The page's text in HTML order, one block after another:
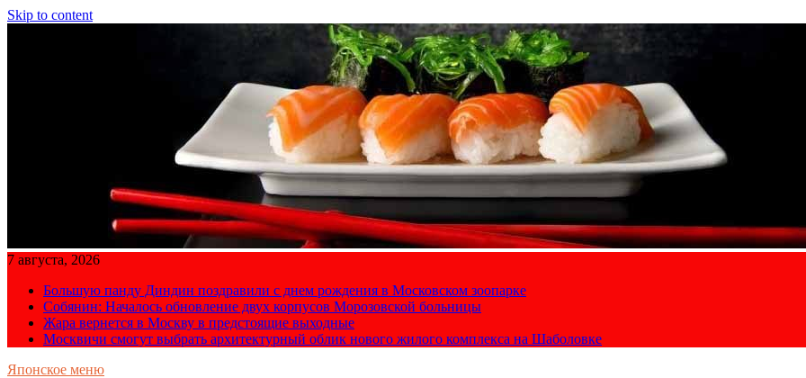
Skip to content
7 августа, 2026
Большую панду Диндин поздравили с днем рождения в Московском зоопарке
Собянин: Началось обновление двух корпусов Морозовской больницы
Жара вернется в Москву в предстоящие выходные
Москвичи смогут выбрать архитектурный облик нового жилого комплекса на Шаболовке
Японское меню